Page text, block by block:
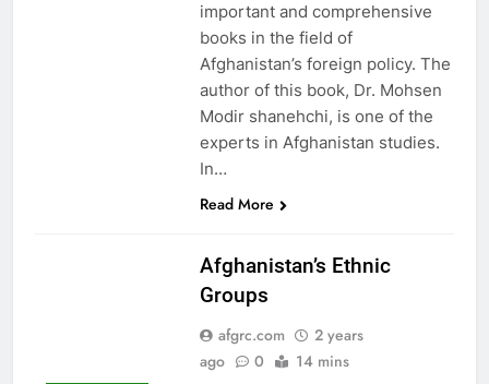
important and comprehensive
books in the field of
Afghanistan’s foreign policy. The
author of this book, Dr. Mohsen
Modir shanehchi, is one of the
experts in Afghanistan studies.
In…
Read More
Afghanistan’s Ethnic
Groups
afgrc.com
2 years
ago
0 14 mins